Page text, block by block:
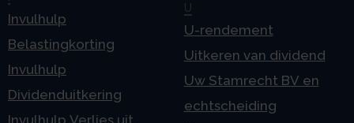
Invulhulp
Belastingkorting
Invulhulp
Dividenduitkering
U
U-rendement
Uitkeren van dividend
Uw Stamrecht BV en
echtscheiding